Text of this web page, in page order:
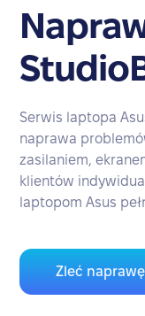
Serwis laptopa
naprawa
zasilaniem,
klientów
laptopom Asus
Zleć naprawę